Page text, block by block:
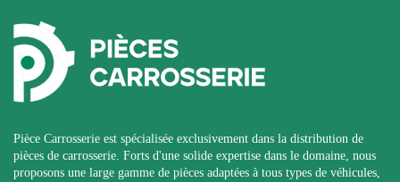
Pièce Carrosserie est spécialisée exclusivement dans la distribution de
pièces de carrosserie. Forts d'une solide expertise dans le domaine, nous
proposons une large gamme de pièces adaptées à tous types de véhicules,